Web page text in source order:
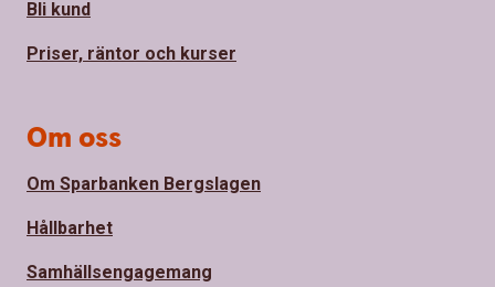
Bli kund
Priser, räntor och kurser
Om oss
Om Sparbanken Bergslagen
Hållbarhet
Samhällsengagemang